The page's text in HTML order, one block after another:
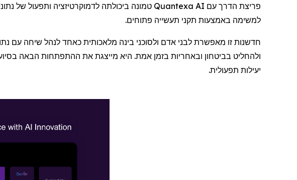
למשימה באמצעות תקני תעשייה פתוחים.
חדשנות זו מאפשרת לבני אדם ולסוכני בינה מלאכותית כאחד לנהל שיחה עם
ולהחליט בביטחון ובאחריות בזמן אמת. היא מייצגת את ההתפתחות הבאה בסיוע
יעילות תפעולית.